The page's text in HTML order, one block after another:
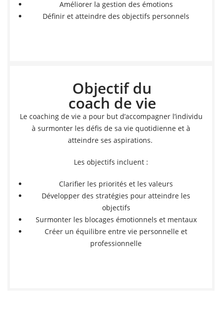
Améliorer la gestion des émotions
Définir et atteindre des objectifs personnels
Objectif du
coach de vie
Le coaching de vie a pour but d’accompagner l’individu
à surmonter les défis de sa vie quotidienne et à
atteindre ses aspirations.
Les objectifs incluent :
Clarifier les priorités et les valeurs
Développer des stratégies pour atteindre les
objectifs
Surmonter les blocages émotionnels et mentaux
Créer un équilibre entre vie personnelle et
professionnelle